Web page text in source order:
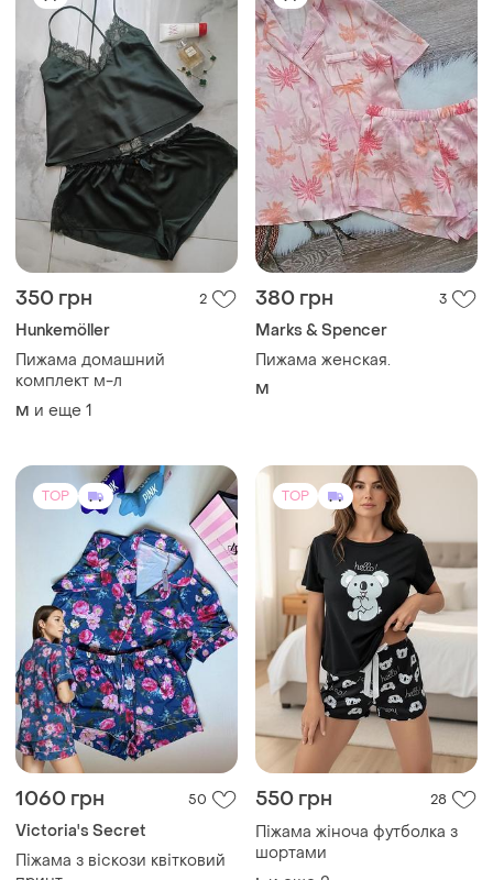
350 грн 2
Hunkemöller
Пижама домашний
комплект м-л
M и еще 1
380 грн 3
Marks & Spencer
Пижама женская.
M
TOP
1060 грн 50
Victoria's Secret
Піжама з віскози квітковий
TOP
550 грн 28
Піжама жіноча футболка з
шортами